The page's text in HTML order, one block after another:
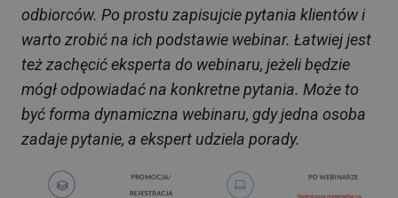
odbiorców. Po prostu zapisujcie pytania klientów i
warto zrobić na ich podstawie webinar. Łatwiej jest
też zachęcić eksperta do webinaru, jeżeli będzie
mógł odpowiadać na konkretne pytania. Może to
być forma dynamiczna webinaru, gdy jedna osoba
zadaje pytanie, a ekspert udziela porady.